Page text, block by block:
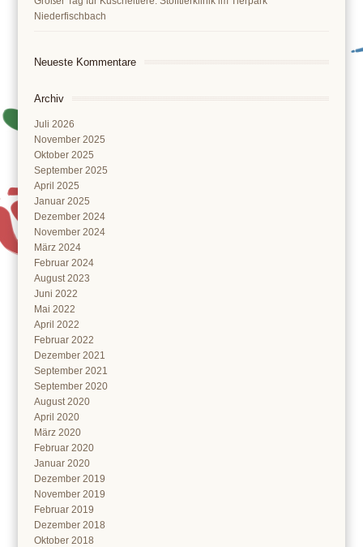
Niederfischbach
Neueste Kommentare
Archiv
Juli 2026
November 2025
Oktober 2025
September 2025
April 2025
Januar 2025
Dezember 2024
November 2024
März 2024
Februar 2024
August 2023
Juni 2022
Mai 2022
April 2022
Februar 2022
Dezember 2021
September 2021
September 2020
August 2020
April 2020
März 2020
Februar 2020
Januar 2020
Dezember 2019
November 2019
Februar 2019
Dezember 2018
Oktober 2018